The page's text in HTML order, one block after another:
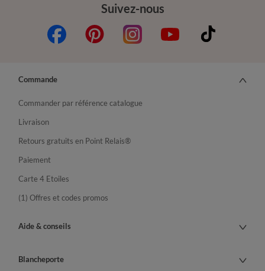
Suivez-nous
Commande
Commander par référence catalogue
Livraison
Retours gratuits en Point Relais®
Paiement
Carte 4 Etoiles
(1) Offres et codes promos
Aide & conseils
Blancheporte